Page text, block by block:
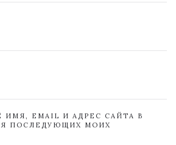
EMAIL И АДРЕС САЙТА В
ПОСЛЕДУЮЩИХ МОИХ